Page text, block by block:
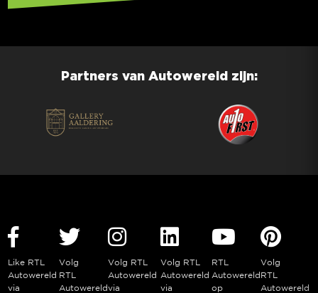
Partners van Autowereld zijn:
Like RTL
Autowereld
via
Volg
RTL
Autowereld
Volg RTL
Autowereld
via
Volg RTL
Autowereld
via
RTL
Autowereld
op
Volg
RTL
Autowereld